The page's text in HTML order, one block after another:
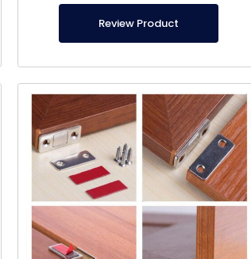
propia producción.
Review Product